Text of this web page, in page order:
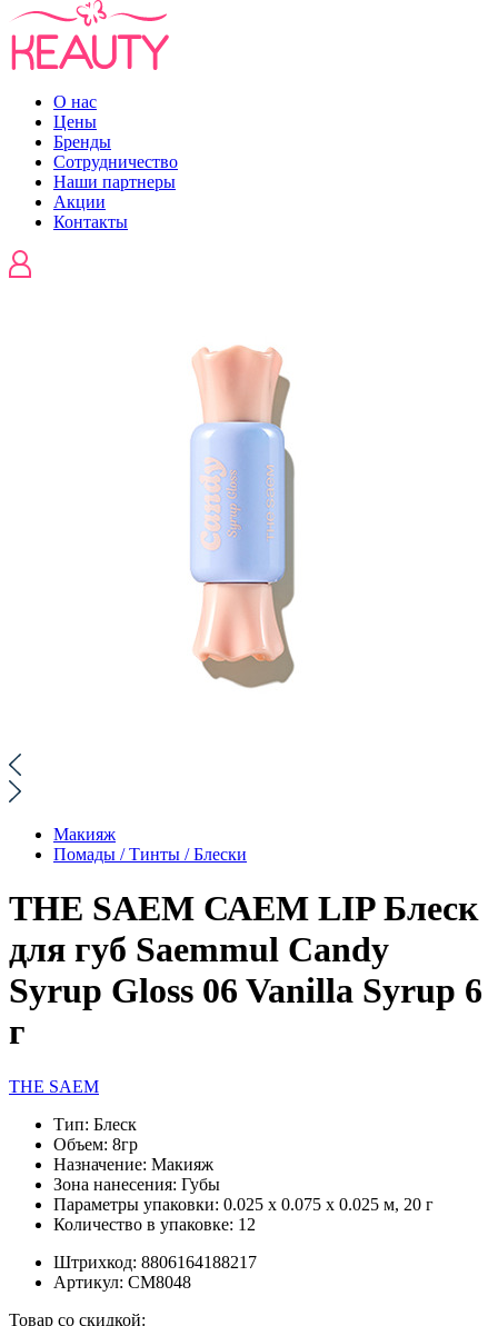
О нас
Цены
Бренды
Сотрудничество
Наши партнеры
Акции
Контакты
Макияж
Помады / Тинты / Блески
THE SAEM САЕМ LIP Блеск
для губ Saemmul Candy
Syrup Gloss 06 Vanilla Syrup 6
г
THE SAEM
Тип: Блеск
Объем: 8гр
Назначение: Макияж
Зона нанесения: Губы
Параметры упаковки: 0.025 x 0.075 x 0.025 м, 20 г
Количество в упаковке: 12
Штрихкод: 8806164188217
Артикул: СМ8048
Товар со скидкой: